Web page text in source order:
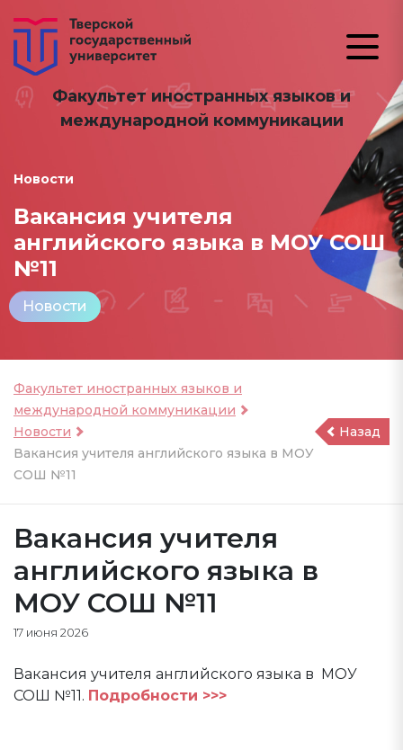
Факультет иностранных языков и
международной коммуникации
Новости
Вакансия учителя
английского языка в МОУ СОШ
№11
Новости
Факультет иностранных языков и
международной коммуникации
Новости
Вакансия учителя английского языка в МОУ
СОШ №11
Назад
Вакансия учителя
английского языка в
МОУ СОШ №11
17 июня 2026
Вакансия учителя английского языка в МОУ
СОШ №11. Подробности >>>